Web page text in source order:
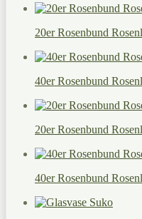
20er Rosenbund
40er Rosenbund
20er Rosenbund
40er Rosenbund